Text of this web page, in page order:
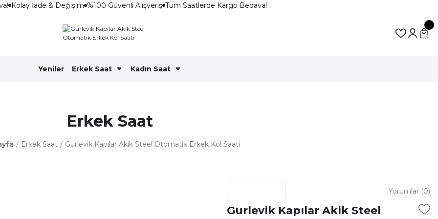
Kolay İade & Değişim %100 Güvenli Alışveriş Tüm Saatlerde Kargo Bedava!
Yeniler Erkek Saat Kadın Saat
Erkek Saat
Erkek Saat Gurlevik Kapılar Akik Steel Otomatik Erkek Kol Saati
Yorumlar (0)
Gurlevik Kapılar Akik Steel